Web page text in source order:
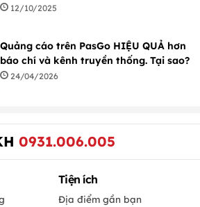
12/10/2025
Quảng cáo trên PasGo HIỆU QUẢ hơn
báo chí và kênh truyền thống. Tại sao?
24/04/2026
0931.006.005
Tiện ích
Địa điểm gần bạn